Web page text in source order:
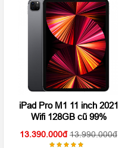
iPad Pro M1 11 inch 2021
Wifi 128GB cũ 99%
13.390.000 13.990.000